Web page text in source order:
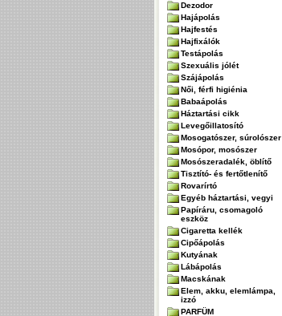
Dezodor
Hajápolás
Hajfestés
Hajfixálók
Testápolás
Szexuális jólét
Szájápolás
Női, férfi higiénia
Babaápolás
Háztartási cikk
Levegőillatosító
Mosogatószer, súrolószer
Mosópor, mosószer
Mosószeradalék, öblítő
Tisztító- és fertőtlenítő
Rovarírtó
Egyéb háztartási, vegyi
Papíráru, csomagoló
eszköz
Cigaretta kellék
Cipőápolás
Kutyának
Lábápolás
Macskának
Elem, akku, elemlámpa,
izzó
PARFÜM